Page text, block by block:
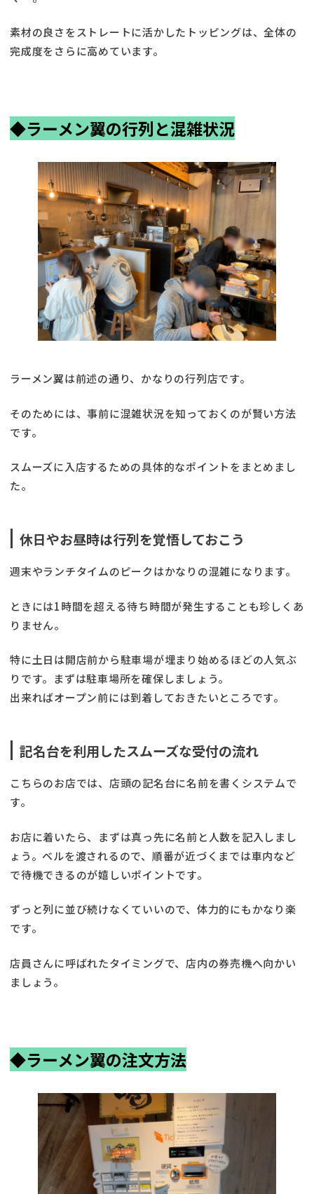
素材の良さをストレートに活かしたトッピングは、全体の
完成度をさらに高めています。
◆ラーメン翼の行列と混雑状況
ラーメン翼は前述の通り、かなりの行列店です。
そのためには、事前に混雑状況を知っておくのが賢い方法
です。
スムーズに入店するための具体的なポイントをまとめまし
た。
休日やお昼時は行列を覚悟しておこう
週末やランチタイムのピークはかなりの混雑になります。
ときには1時間を超える待ち時間が発生することも珍しくあ
りません。
特に土日は開店前から駐車場が埋まり始めるほどの人気ぶ
りです。まずは駐車場所を確保しましょう。
出来ればオープン前には到着しておきたいところです。
記名台を利用したスムーズな受付の流れ
こちらのお店では、店頭の記名台に名前を書くシステムで
す。
お店に着いたら、まずは真っ先に名前と人数を記入しまし
ょう。ベルを渡されるので、順番が近づくまでは車内など
で待機できるのが嬉しいポイントです。
ずっと列に並び続けなくていいので、体力的にもかなり楽
です。
店員さんに呼ばれたタイミングで、店内の券売機へ向かい
ましょう。
◆ラーメン翼の注文方法